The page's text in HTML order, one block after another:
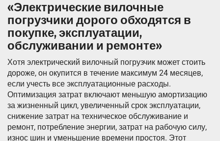
«Электрические вилочные
погрузчики дорого обходятся в
покупке, эксплуатации,
обслуживании и ремонте»
Хотя электрический вилочный погрузчик может стоить
дороже, он окупится в течение максимум 24 месяцев,
если учесть все эксплуатационные расходы.
Оптимизация затрат включают меньшую амортизацию
за жизненный цикл, увеличенный срок эксплуатации,
снижение затрат на техническое обслуживание и
ремонт, потребление энергии, затрат на рабочую силу,
износ шин и уменьшение времени простоя. Этот